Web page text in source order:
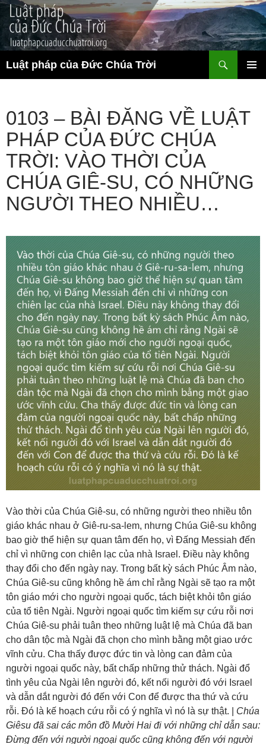
Chuyển
đến
nội
dung
Luật pháp của Đức Chúa Trời
kiếm
0103 – BÀI ĐĂNG VỀ LUẬT
PHÁP CỦA ĐỨC CHÚA
TRỜI: VÀO THỜI CỦA
CHÚA GIÊ-SU, CÓ NHỮNG
NGƯỜI THEO NHIỀU…
Vào thời của Chúa Giê-su, có những người theo nhiều tôn
giáo khác nhau ở Giê-ru-sa-lem, nhưng Chúa Giê-su không
bao giờ thể hiện sự quan tâm đến họ, vì Đấng Messiah đến
chỉ vì những con chiên lạc của nhà Israel. Điều này không
thay đổi cho đến ngày nay. Trong bất kỳ sách Phúc Âm nào,
Chúa Giê-su cũng không hề ám chỉ rằng Ngài sẽ tạo ra một
tôn giáo mới cho người ngoại quốc, tách biệt khỏi tôn giáo
của tổ tiên Ngài. Người ngoại quốc tìm kiếm sự cứu rỗi nơi
Chúa Giê-su phải tuân theo những luật lệ mà Chúa đã ban
cho dân tộc mà Ngài đã chọn cho mình bằng một giao ước
vĩnh cửu. Cha thấy được đức tin và lòng can đảm của
người ngoại quốc này, bất chấp những thử thách. Ngài đổ
tình yêu của Ngài lên người đó, kết nối người đó với Israel
và dẫn dắt người đó đến với Con để được tha thứ và cứu
rỗi. Đó là kế hoạch cứu rỗi có ý nghĩa vì nó là sự thật. | Chúa
Giêsu đã sai các môn đồ Mười Hai đi với những chỉ dẫn sau:
Đừng đến với người ngoại quốc cũng không đến với người